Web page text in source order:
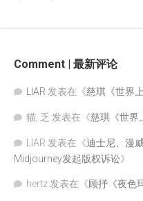
Comment | 最新评论
LIAR 发表在《慈琪《世界
猫, 乏 发表在《慈琪《世界
LIAR 发表在《迪士尼、漫
Midjourney发起版权诉讼》
hertz 发表在《顾抒《夜色